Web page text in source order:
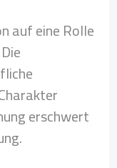
auf eine Rolle
erschwert